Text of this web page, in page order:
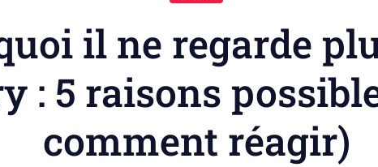
il ne regarde
: 5 raisons
comment réagir)